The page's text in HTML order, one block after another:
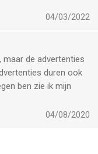
hoger, geschikt
04/03/2022
maar de advertenties
duren ook
ben zie ik mijn
04/08/2020